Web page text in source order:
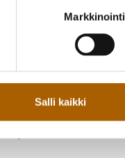
Markkinointi
Salli kaikki
perinteisen
jätesäkkejä,
ja kahvia! Voit tulla